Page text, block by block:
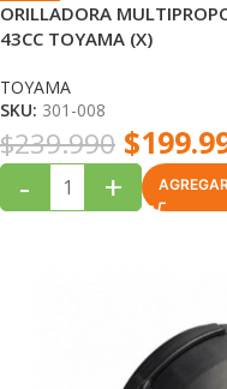
ORILLADORA
43CC TOYAMA (X)
TOYAMA
SKU: 301-008
$239.990 $
- +